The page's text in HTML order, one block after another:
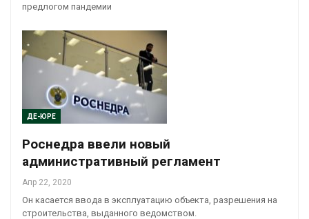
предлогом пандемии
ДЕ-ЮРЕ
Роснедра ввели новый
административный регламент
Апр 22, 2020
Он касается ввода в эксплуатацию объекта, разрешения на
строительства, выданного ведомством.